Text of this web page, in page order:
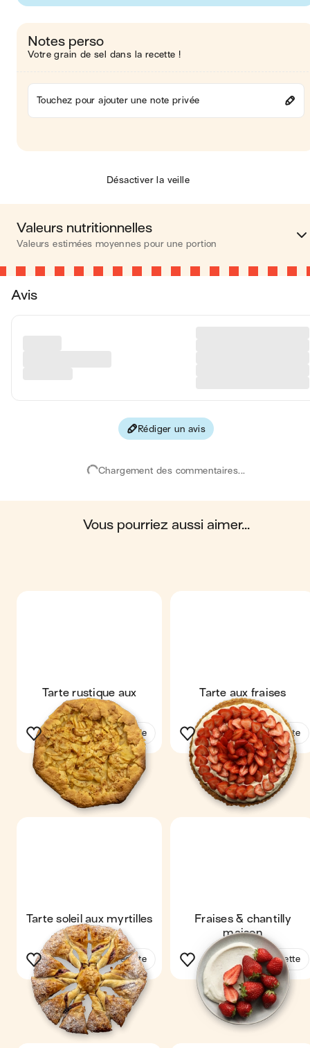
Notes perso
Votre grain de sel dans la recette !
Touchez pour ajouter une note privée
Désactiver la veille
Valeurs nutritionnelles
Valeurs estimées moyennes pour une portion
Calories 387
Les valeurs sont basées sur une estimation moyenne pour une
ou des questions concernant votre santé, veuillez consulter un
en moyenne, une portion de la recette "Tarte rustique aux fraises"
glucides ; 5 g de protéines ; 2 g de fibres.
Avis
Rédiger un avis
Chargement des commentaires...
vous pourriez aussi aimer...
Tarte rustique aux
pommes
Voir la recette
Tarte aux fraises
Voir la recette
Tarte soleil aux myrtilles
Voir la recette
Fraises & chantilly
maison
Voir la recette